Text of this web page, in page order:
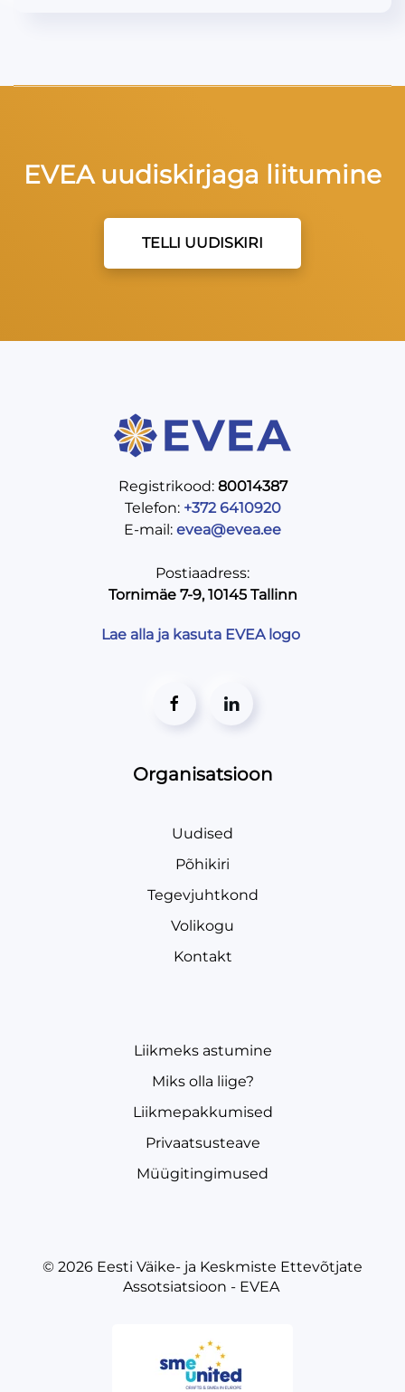
EVEA uudiskirjaga liitumine
TELLI UUDISKIRI
Registrikood: 80014387
Telefon: +372 6410920
E-mail: evea@evea.ee
Postiaadress:
Tornimäe 7-9, 10145 Tallinn
Lae alla ja kasuta EVEA logo
Organisatsioon
Uudised
Põhikiri
Tegevjuhtkond
Volikogu
Kontakt
Liikmeks astumine
Miks olla liige?
Liikmepakkumised
Privaatsusteave
Müügitingimused
© 2026 Eesti Väike- ja Keskmiste Ettevõtjate
Assotsiatsioon - EVEA